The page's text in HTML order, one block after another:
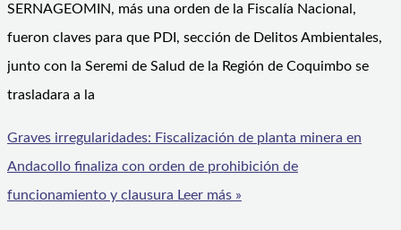
SERNAGEOMIN, más una orden de la Fiscalía Nacional,
fueron claves para que PDI, sección de Delitos Ambientales,
junto con la Seremi de Salud de la Región de Coquimbo se
trasladara a la
Graves irregularidades: Fiscalización de planta minera en
Andacollo finaliza con orden de prohibición de
funcionamiento y clausura Leer más »